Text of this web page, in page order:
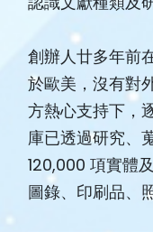
創辦人廿多年前
於歐美，沒有對
方熱心支持下，
庫已透過研究、
120,000 項實體
圖錄、印刷品、